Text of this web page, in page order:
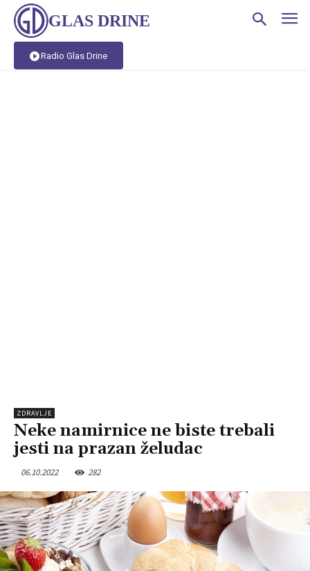
GLAS DRINE
Radio Glas Drine
ZDRAVLJE
Neke namirnice ne biste trebali
jesti na prazan želudac
06.10.2022 282